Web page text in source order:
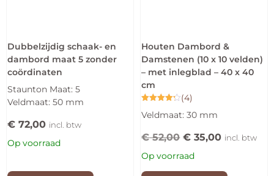
Dubbelzijdig schaak- en
dambord maat 5 zonder
coördinaten
Staunton Maat: 5
Veldmaat: 50 mm
€ 72,00 incl. btw
Op voorraad
Houten Dambord &
Damstenen (10 x 10 velden)
– met inlegblad – 40 x 40
cm
4.25
(4)
Veldmaat: 30 mm
€52,00 € 35,00 incl. btw
Op voorraad